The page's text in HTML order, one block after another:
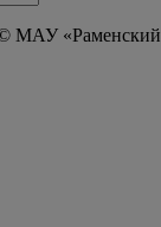
МАУ «Раменский